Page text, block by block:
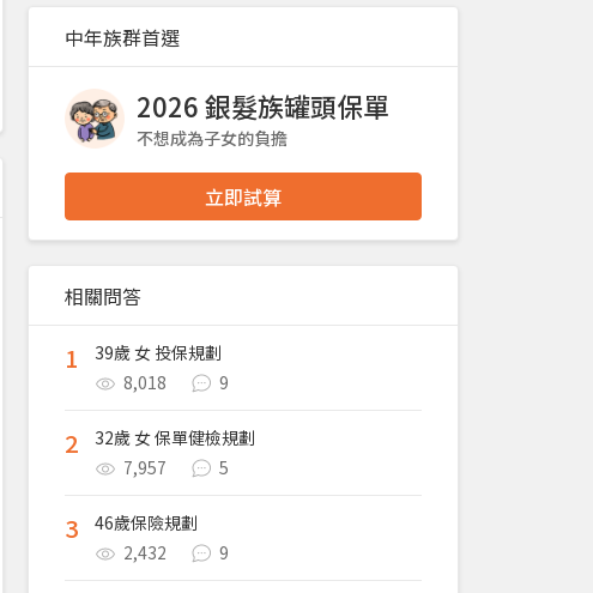
中年族群首選
2026 銀髮族罐頭保單
不想成為子女的負擔
立即試算
相關問答
1
39歲 女 投保規劃
8,018
9
2
32歲 女 保單健檢規劃
7,957
5
3
46歲保險規劃
2,432
9